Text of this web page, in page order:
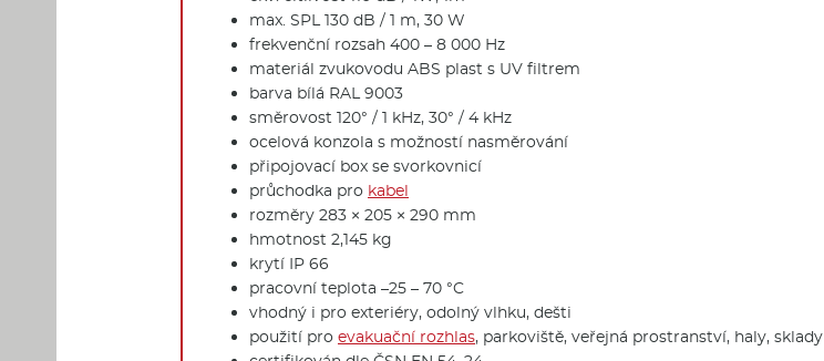
max. SPL 130 dB / 1 m, 30 W
frekvenční rozsah 400 – 8 000 Hz
materiál zvukovodu ABS plast s UV filtrem
barva bílá RAL 9003
směrovost 120° / 1 kHz, 30° / 4 kHz
ocelová konzola s možností nasměrování
připojovací box se svorkovnicí
průchodka pro kabel
rozměry 283 × 205 × 290 mm
hmotnost 2,145 kg
krytí IP 66
pracovní teplota –25 – 70 °C
vhodný i pro exteriéry, odolný vlhku, dešti
použití pro evakuační rozhlas, parkoviště, veřejná prostranství, haly, sklady